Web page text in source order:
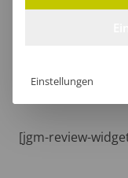
[jgm-review-
Einstellungen